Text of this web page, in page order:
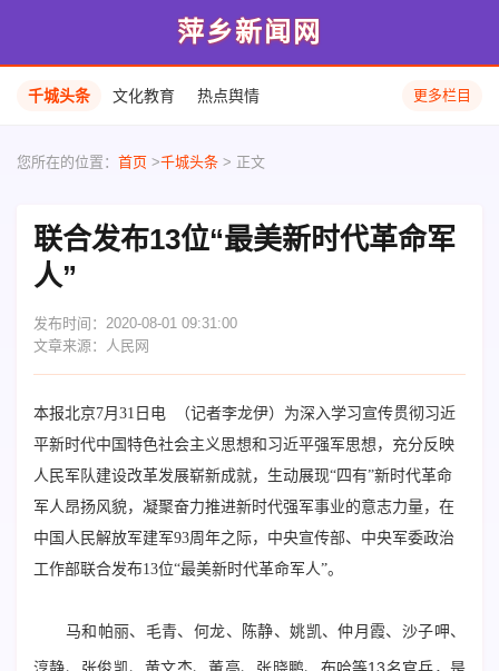
萍乡新闻网
千城头条 文化教育 热点舆情 更多栏目
您所在的位置： 首页 >千城头条 > 正文
联合发布13位“最美新时代革命军
人”
发布时间：2020-08-01 09:31:00
文章来源：人民网
本报北京7月31日电 （记者李龙伊）为深入学习宣传贯彻习近
平新时代中国特色社会主义思想和习近平强军思想，充分反映
人民军队建设改革发展崭新成就，生动展现“四有”新时代革命
军人昂扬风貌，凝聚奋力推进新时代强军事业的意志力量，在
中国人民解放军建军93周年之际，中央宣传部、中央军委政治
工作部联合发布13位“最美新时代革命军人”。
马和帕丽、毛青、何龙、陈静、姚凯、仲月霞、沙子呷、